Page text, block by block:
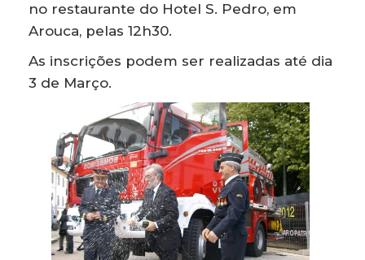
no restaurante do Hotel S. Pedro, em
Arouca, pelas 12h30.
As inscrições podem ser realizadas até dia
3 de Março.